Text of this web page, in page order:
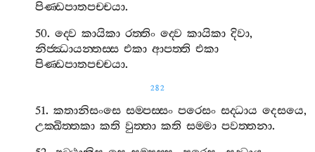
පිණ‍්ඩපාතපච‍්චයා.
50.ද‍්වෙ කායිකා රත‍්තිං ද‍්වෙ කායිකා දිවා,
නිජ‍්ඣායන‍්තස‍්ස එකා ආපත‍්ති එකා
පිණ‍්ඩපාතපච‍්චයා.
282
51.කතානිසංසෙ සම‍්පස‍්සං පරෙසං සද‍්ධාය දෙසයෙ,
උක‍්ඛිත‍්තකා කති වුත‍්තා කති සම‍්මා පවත‍්තනා.